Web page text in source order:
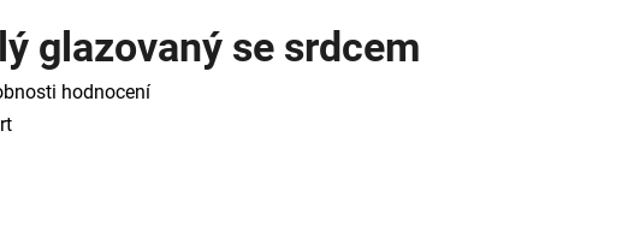
glazovaný se srdcem
hodnocení